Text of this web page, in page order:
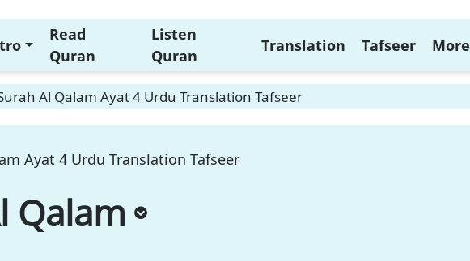
Read
Quran
Listen
Quran
Translation Tafseer More
Al Qalam Ayat 4 Urdu Translation Tafseer
Ayat 4 Urdu Translation Tafseer
Qalam